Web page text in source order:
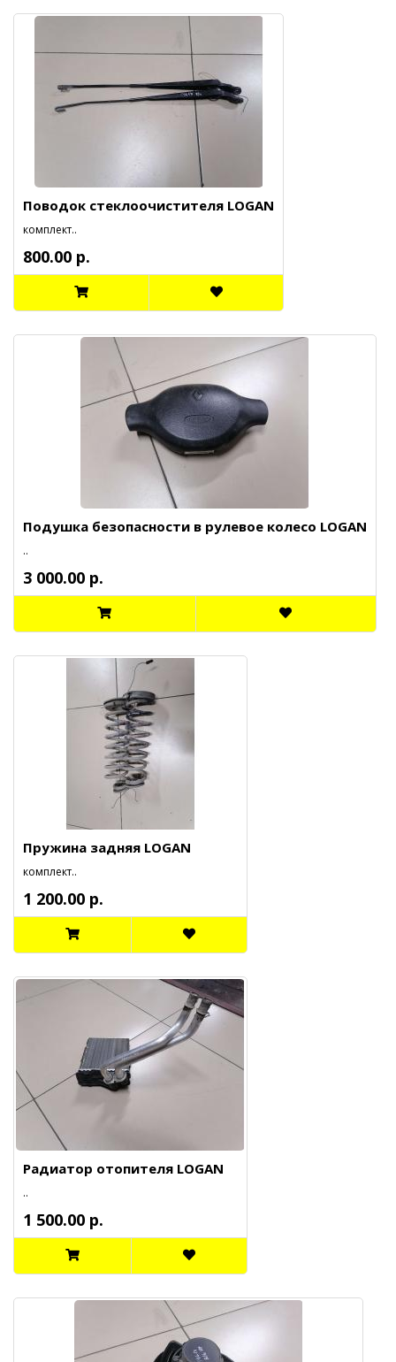
Поводок стеклоочистителя LOGAN
комплект..
800.00 р.
Подушка безопасности в рулевое колесо LOGAN
..
3 000.00 р.
Пружина задняя LOGAN
комплект..
1 200.00 р.
Радиатор отопителя LOGAN
..
1 500.00 р.